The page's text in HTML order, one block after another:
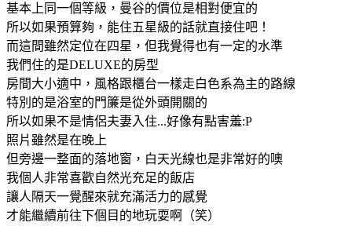
基本上同一個等級，曼谷的價位是相對便宜的
所以如果預算夠，能住五星級的話就直接住吧！
而這間雖然定位在四星，但我覺得也有一定的水準
我們住的是DELUXE的房型
房間大小適中，風格跟櫃台一樣走白色系為主的路線
特別的是浴室的門簾是從外頭開關的
所以如果不是情侶夫妻入住...好像有點害羞:P
照片雖然是在晚上
但旁邊一整面的落地窗，白天光線也是非常好的噢
我個人非常喜歡自然光充足的飯店
讓人隔天一覺醒來就充滿活力的感覺
才能繼續前往下個目的地玩耍啊（笑）